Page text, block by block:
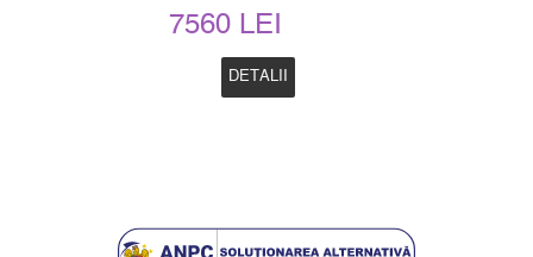
7560 LEI
DETALII